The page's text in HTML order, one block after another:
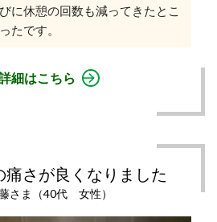
に休憩の回数も減ってきたとこ
たです。
細はこちら
痛さが良くなりました
さま（40代 女性）